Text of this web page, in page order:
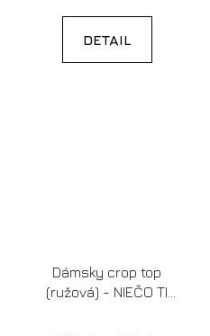
DETAIL
Dámsky crop top
(ružová) - NIEČO TI